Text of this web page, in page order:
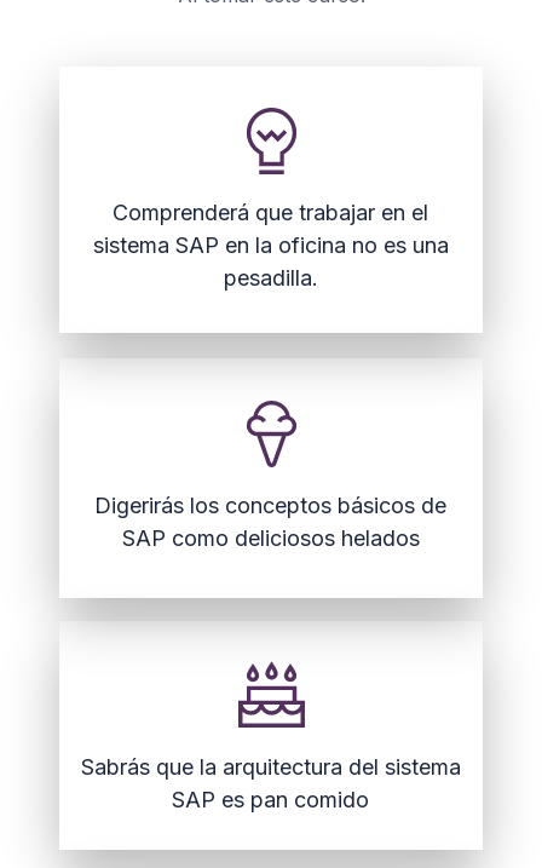
Comprenderá que trabajar en el
sistema SAP en la oficina no es una
pesadilla.
Digerirás los conceptos básicos de
SAP como deliciosos helados
Sabrás que la arquitectura del sistema
SAP es pan comido